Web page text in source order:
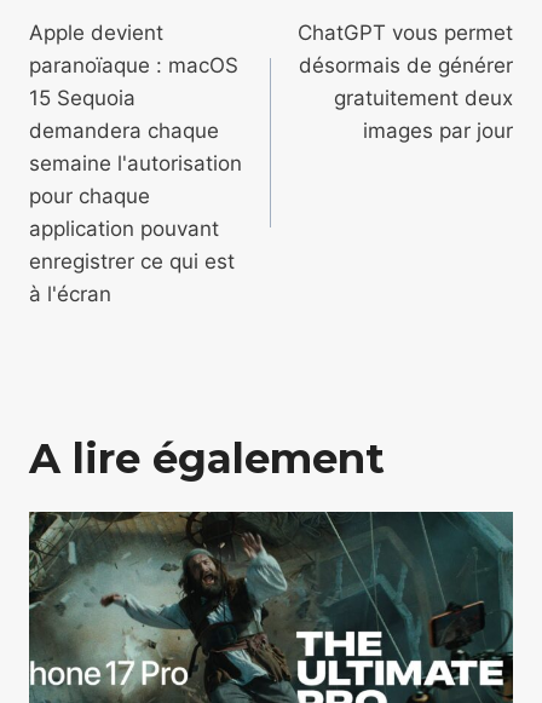
de
l’article
Apple devient
paranoïaque : macOS
15 Sequoia
demandera chaque
semaine l'autorisation
pour chaque
application pouvant
enregistrer ce qui est
à l'écran
ChatGPT vous permet
désormais de générer
gratuitement deux
images par jour
A lire également